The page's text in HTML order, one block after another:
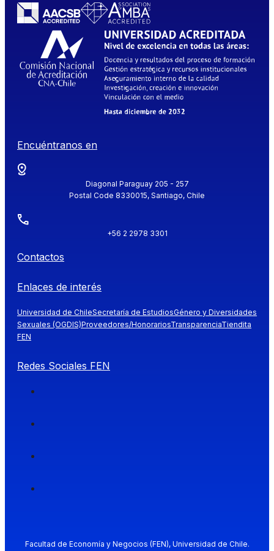
Encuéntranos en
Diagonal Paraguay 205 - 257
Postal Code 8330015, Santiago, Chile
+56 2 2978 3301
Contactos
Enlaces de interés
Universidad de ChileSecretaría de EstudiosGénero y Diversidades
Sexuales (OGDIS)Proveedores/HonorariosTransparenciaTiendita
FEN
Redes Sociales FEN
Facultad de Economía y Negocios (FEN), Universidad de Chile.